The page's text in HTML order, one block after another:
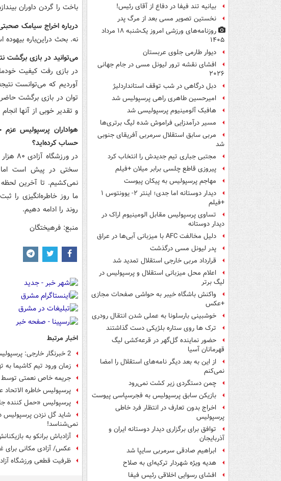
بیانیه تند فیفا در دفاع از آقای رئیس!
نخستین تصویر مسی بعد از مرگ پدر
روزنامه‌های ورزشی امروز یک‌شنبه ۱۸ مرداد
۱۴۰۵
دیوار طارمی جلوی عربستان
افشای نقشه ترور لیونل مسی در جام جهانی
۲۰۲۶
دبل درگاهی در شب توقف استانداردلیژ
امیرحسین طاهری راهی پرسپولیس شد
هافبک آلومینیوم پرسپولیسی شد
مسیر درآمدزایی فراموش شده لیگ برتری‌ها
مربی سابق استقلال سرمربی آفریقای جنوبی
شد
مجتبی جباری تیم جدیدش را انتخاب کرد
پیروزی قاطع چلسی برابر میلان +فیلم
مهاجم پرسپولیس به پیکان پیوست
دیدار دوستانه اما جدی؛ اینتر ۲- یوونتوس ۱
+فیلم
تساوی پرسپولیس مقابل الومینیوم اراک در
دیدار دوستانه
دلیل مخالفت AFC با میزبانی آبی‌ها در عراق
پدر لیونل مسی درگذشت
قرارداد مربی خارجی استقلال تمدید شد
اعلام محل میزبانی استقلال و پرسپولیس در
لیگ برتر
واکنش باشگاه خیبر به حواشی صفحات مجازی
+عکس
خوشبینی بارسلونا به عملی شدن انتقال رودری
ترک ها روی ستاره بلژیکی دست گذاشتند
حضور نماینده گل‌گهر در قرعه‌کشی لیگ
قهرمانان آسیا
از این به بعد دیگر نامه‌های استقلال را امضا
نمی‌کنم
چمن دستگردی زیر کشت نمی‌رود
بازیکن سابق پرسپولیس به فجرسپاسی پیوست
اخراج بدون تعارف در انتظار فرد خاطی
پرسپولیس
توافق برای برگزاری دیدار دوستانه ایران و
آذربایجان
ابراهیم صادقی سرمربی سایپا شد
هدیه ویژه شهردار ترکیه‌ای به صلاح
افشای رسوایی اخلاقی رئیس فیفا
باخت را گردن داوران
درباره اخراج سیامک
نه. بحث دراین‌باره
می‌توانید در بازی برگشت
در بازی رفت کیفیت
آوردیم که می‌توانست
توان در بازی برگشت
و تقدیر خوبی از آنها
هواداران پرسپولیس
حساب کرده‌اید؟
در
سختی در پیش است اما
نمی‌کشیم. تا آخرین لحظه
ما روز خاطره‌انگیزی را
روند را ادامه دهیم.
منبع: فرهیختگان
اخبار مرتبط
2 خبرنگار خارجی: پرسپولیس قهرمان آسیا می‌شود
زمان ورود تیم کاشیما
جریمه خاص نعمتی توسط
پرسپولیس خاطره الاتحاد
پرسپولیس «حمل کننده
شاید گل نزدن پرسپولیس
نمی‌شناسد!
آزادباش برانکو به
عکس/ آزادی مکانی
ظرفیت قطعی ورزشگاه